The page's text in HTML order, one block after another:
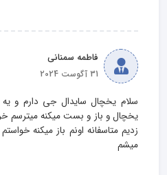
فاطمه سمنانی
31 آگوست 2024
یخچال و باز و بست میکنه
زدیم متاسفانه اونم باز میکنه
میشم